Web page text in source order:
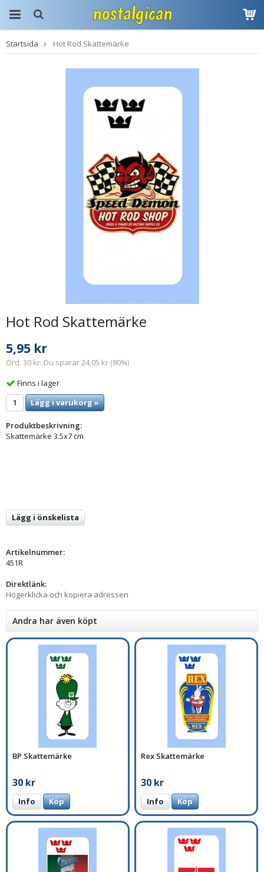
Produkten har blivit
tillagd i varukorgen
Startsida Hot Rod Skattemärke
Hot Rod Skattemärke
5,95 kr
Ord. 30 kr. Du sparar 24,05 kr (80%)
Finns i lager
Lägg i varukorg »
Produktbeskrivning:
Skattemärke 3.5x7 cm
Lägg i önskelista
Artikelnummer:
451R
Direktlänk:
Högerklicka och kopiera adressen
Andra har även köpt
BP Skattemärke
30 kr
Info Köp
Rex Skattemärke
30 kr
Info Köp